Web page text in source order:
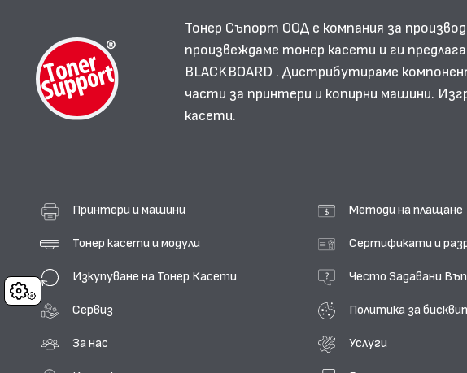
Cookies
Тонер Съпорт ООД е компания за
произвеждаме тонер касети и ги
BLACKBOARD . Дистрибутираме
части за принтери и копирни машини.
касети.
Принтери и машини
Тонер касети и модули
Изкупуване на Тонер Касети
Сервиз
За нас
Методи на плащане
Сертификати и
Често Задавани
Политика за
Услуги